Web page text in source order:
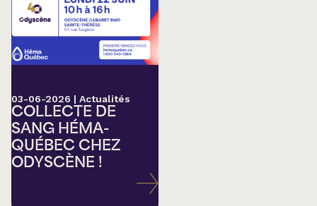
03-06-2026 | Actualités
COLLECTE DE
SANG HÉMA-
QUÉBEC CHEZ
ODYSCÈNE !